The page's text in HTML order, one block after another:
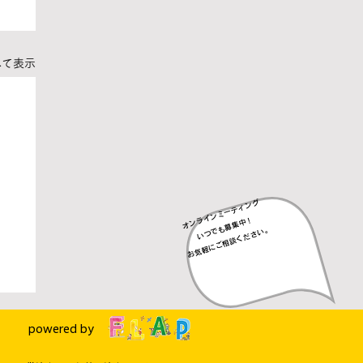
表示
オンラインミーティング
​いつでも募集中！
​お気軽にご相談ください。
powered by